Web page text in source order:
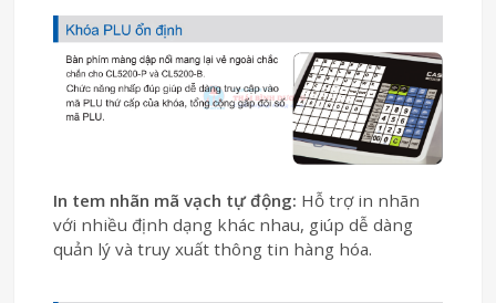
In tem nhãn mã vạch tự động: Hỗ trợ in nhãn
với nhiều định dạng khác nhau, giúp dễ dàng
quản lý và truy xuất thông tin hàng hóa.